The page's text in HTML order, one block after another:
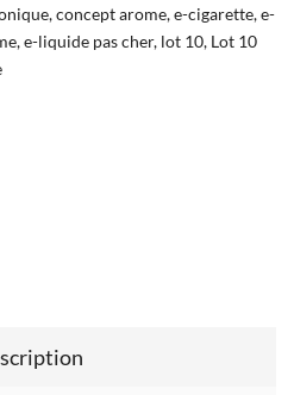
,concept arome,e-cigarette,e-
,e-liquide pas cher, lot 10, Lot 10